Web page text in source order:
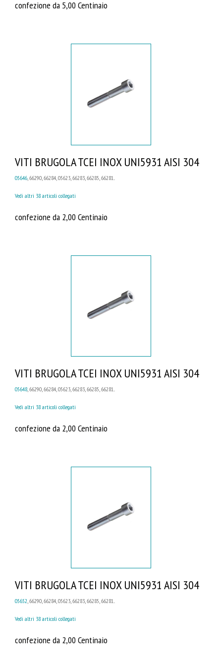
confezione da 5,00 Centinaio
VITI BRUGOLA TCEI INOX UNI5931 AISI 304
05646 , 66290, 66284, 05623, 66283, 66285, 66281...
Vedi altri 38 articoli collegati
confezione da 2,00 Centinaio
VITI BRUGOLA TCEI INOX UNI5931 AISI 304
05648, 66290, 66284, 05623, 66283, 66285, 66281...
Vedi altri 38 articoli collegati
confezione da 2,00 Centinaio
VITI BRUGOLA TCEI INOX UNI5931 AISI 304
05652 , 66290, 66284, 05623, 66283, 66285, 66281...
Vedi altri 38 articoli collegati
confezione da 2,00 Centinaio